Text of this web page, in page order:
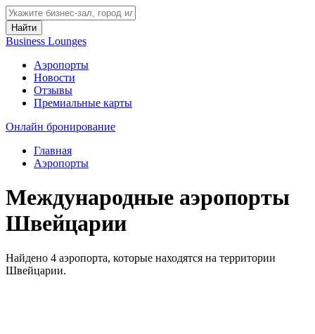
Найти
Business Lounges
Аэропорты
Новости
Отзывы
Премиальные карты
Онлайн бронирование
Главная
Аэропорты
Международные аэропорты
Швейцарии
Найдено 4 аэропорта, которые находятся на территории
Швейцарии.